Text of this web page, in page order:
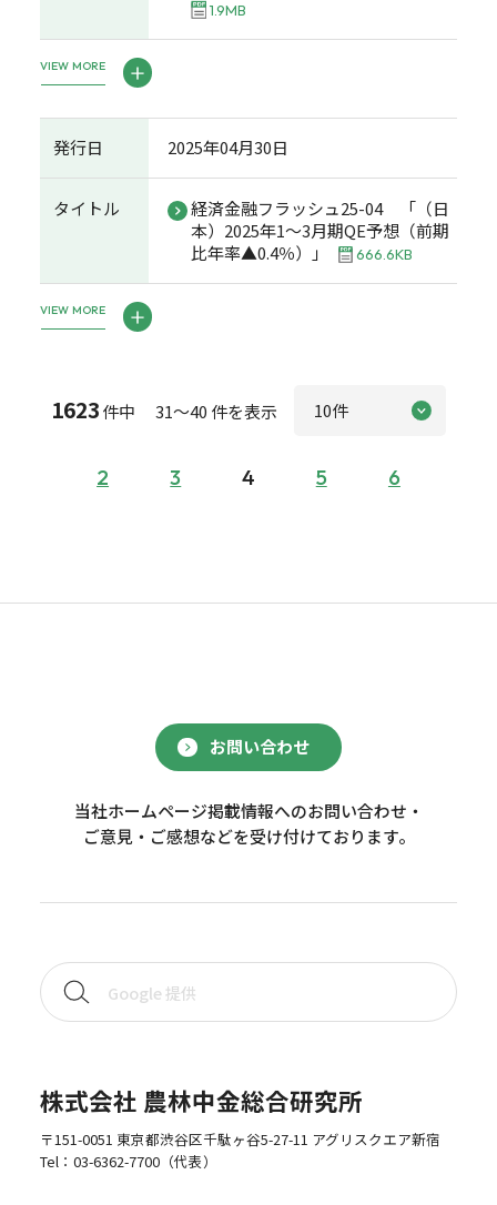
1.9MB
VIEW MORE
発行日 2025年04月30日
タイトル
経済金融フラッシュ25-04 「（日
本）2025年1～3月期QE予想（前期
比年率▲0.4％）」
666.6KB
VIEW MORE
1623件中 31～40 件を表示
2 3 4 5 6
お問い合わせ
当社ホームページ掲載情報へのお問い合わせ・
ご意見・ご感想などを受け付けております。
株式会社 農林中金総合研究所
〒151-0051 東京都渋谷区千駄ヶ谷5-27-11 アグリスクエア新宿
Tel： 03-6362-7700（代表）